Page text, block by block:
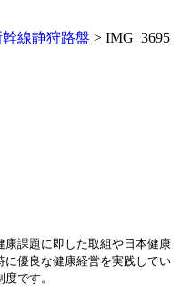
線静狩路盤 > IMG_3695
課題に即した取組や日本健康
優良な健康経営を実践してい
です。